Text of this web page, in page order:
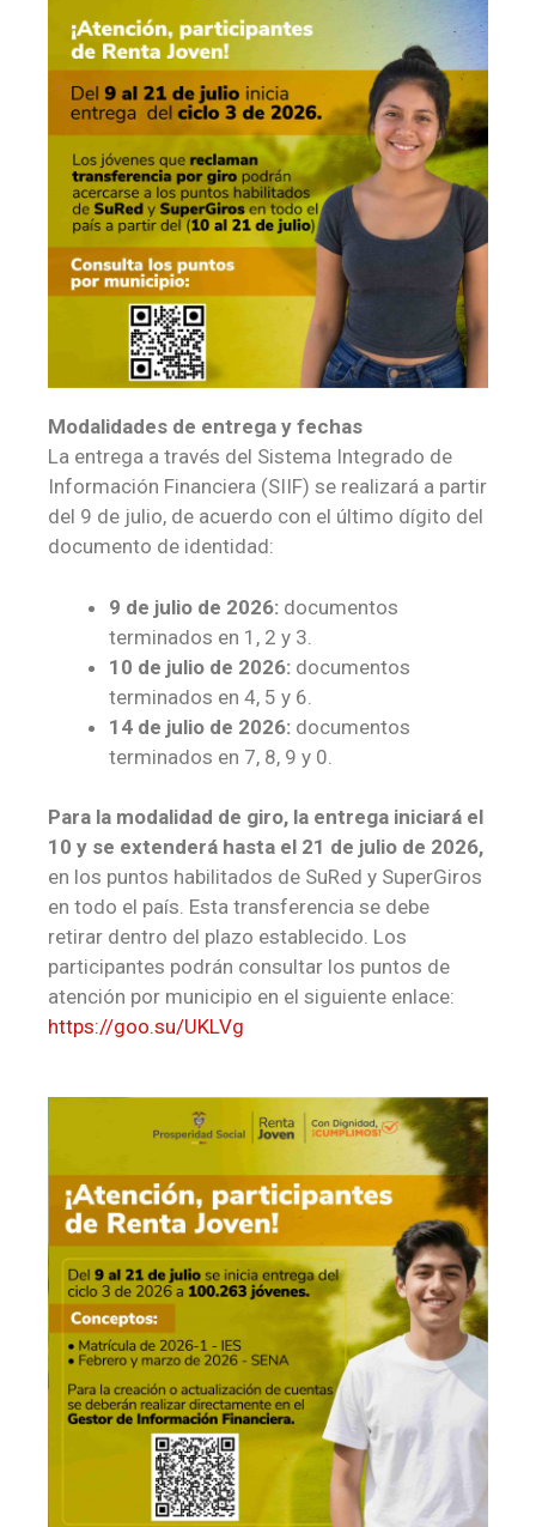
Modalidades de entrega y fechas
La entrega a través del Sistema Integrado de
Información Financiera (SIIF) se realizará a partir
del 9 de julio, de acuerdo con el último dígito del
documento de identidad:
9 de julio de 2026: documentos
terminados en 1, 2 y 3.
10 de julio de 2026: documentos
terminados en 4, 5 y 6.
14 de julio de 2026: documentos
terminados en 7, 8, 9 y 0.
Para la modalidad de giro, la entrega iniciará el
10 y se extenderá hasta el 21 de julio de 2026,
en los puntos habilitados de SuRed y SuperGiros
en todo el país. Esta transferencia se debe
retirar dentro del plazo establecido. Los
participantes podrán consultar los puntos de
atención por municipio en el siguiente enlace:
https://goo.su/UKLVg